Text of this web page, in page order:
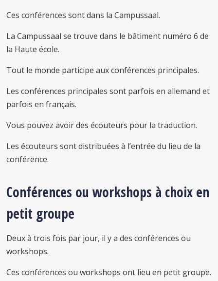
Ces conférences sont dans la Campussaal.
La Campussaal se trouve dans le bâtiment numéro 6 de
la Haute école.
Tout le monde participe aux conférences principales.
Les conférences principales sont parfois en allemand et
parfois en français.
Vous pouvez avoir des écouteurs pour la traduction.
Les écouteurs sont distribuées à l’entrée du lieu de la
conférence.
Conférences ou workshops à choix en
petit groupe
Deux à trois fois par jour, il y a des conférences ou
workshops.
Ces conférences ou workshops ont lieu en petit groupe.